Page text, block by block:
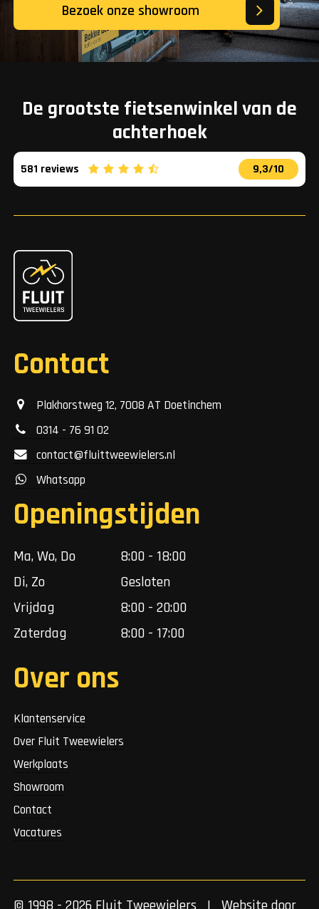
Bezoek onze showroom
De grootste fietsenwinkel van de
achterhoek
581 reviews 9,3/10
Contact
Plakhorstweg 12, 7008 AT Doetinchem
0314 - 76 91 02
contact@fluittweewielers.nl
Whatsapp
Openingstijden
Ma, Wo, Do
8:00 - 18:00
Di, Zo
Gesloten
Vrijdag
8:00 - 20:00
Zaterdag
8:00 - 17:00
Over ons
Klantenservice
Over Fluit Tweewielers
Werkplaats
Showroom
Contact
Vacatures
© 1998 - 2026 Fluit Tweewielers | Website door